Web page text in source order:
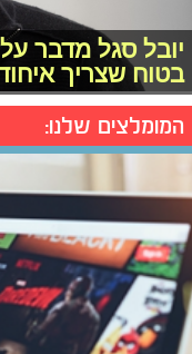
יובל סגל מדבר
בטוח שצריך
המומלצים שלנו: